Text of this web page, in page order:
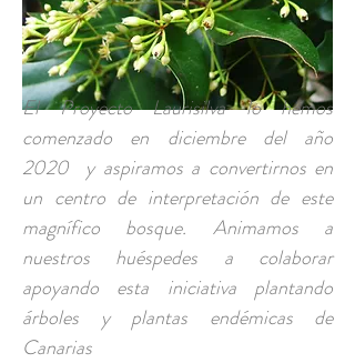
El Proyecto Laurisilva lo hemos
comenzado en diciembre del año
2020 y aspiramos a convertirnos en
un centro de interpretación de este
magnífico bosque. Animamos a
nuestros huéspedes a colaborar
apoyando esta iniciativa plantando
árboles y plantas endémicas de
Canarias